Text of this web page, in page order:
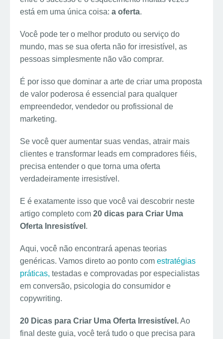
está em uma única coisa: a oferta.
Você pode ter o melhor produto ou serviço do
mundo, mas se sua oferta não for irresistível, as
pessoas simplesmente não vão comprar.
É por isso que dominar a arte de criar uma proposta
de valor poderosa é essencial para qualquer
empreendedor, vendedor ou profissional de
marketing.
Se você quer aumentar suas vendas, atrair mais
clientes e transformar leads em compradores fiéis,
precisa entender o que torna uma oferta
verdadeiramente irresistível.
E é exatamente isso que você vai descobrir neste
artigo completo com 20 dicas para Criar Uma
Oferta Inresistível .
Aqui, você não encontrará apenas teorias
genéricas. Vamos direto ao ponto com estratégias
práticas, testadas e comprovadas por especialistas
em conversão, psicologia do consumidor e
copywriting.
20 Dicas para Criar Uma Oferta Irresistível.Ao
final deste guia, você terá tudo o que precisa para